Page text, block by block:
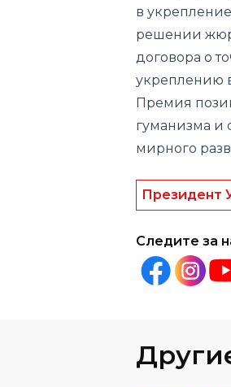
укреплению
Премия
гуманизма и
мирного
Президент